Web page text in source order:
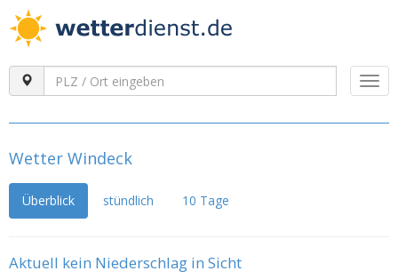
Wetter Windeck
Überblick stündlich 10 Tage
Aktuell kein Niederschlag in Sicht